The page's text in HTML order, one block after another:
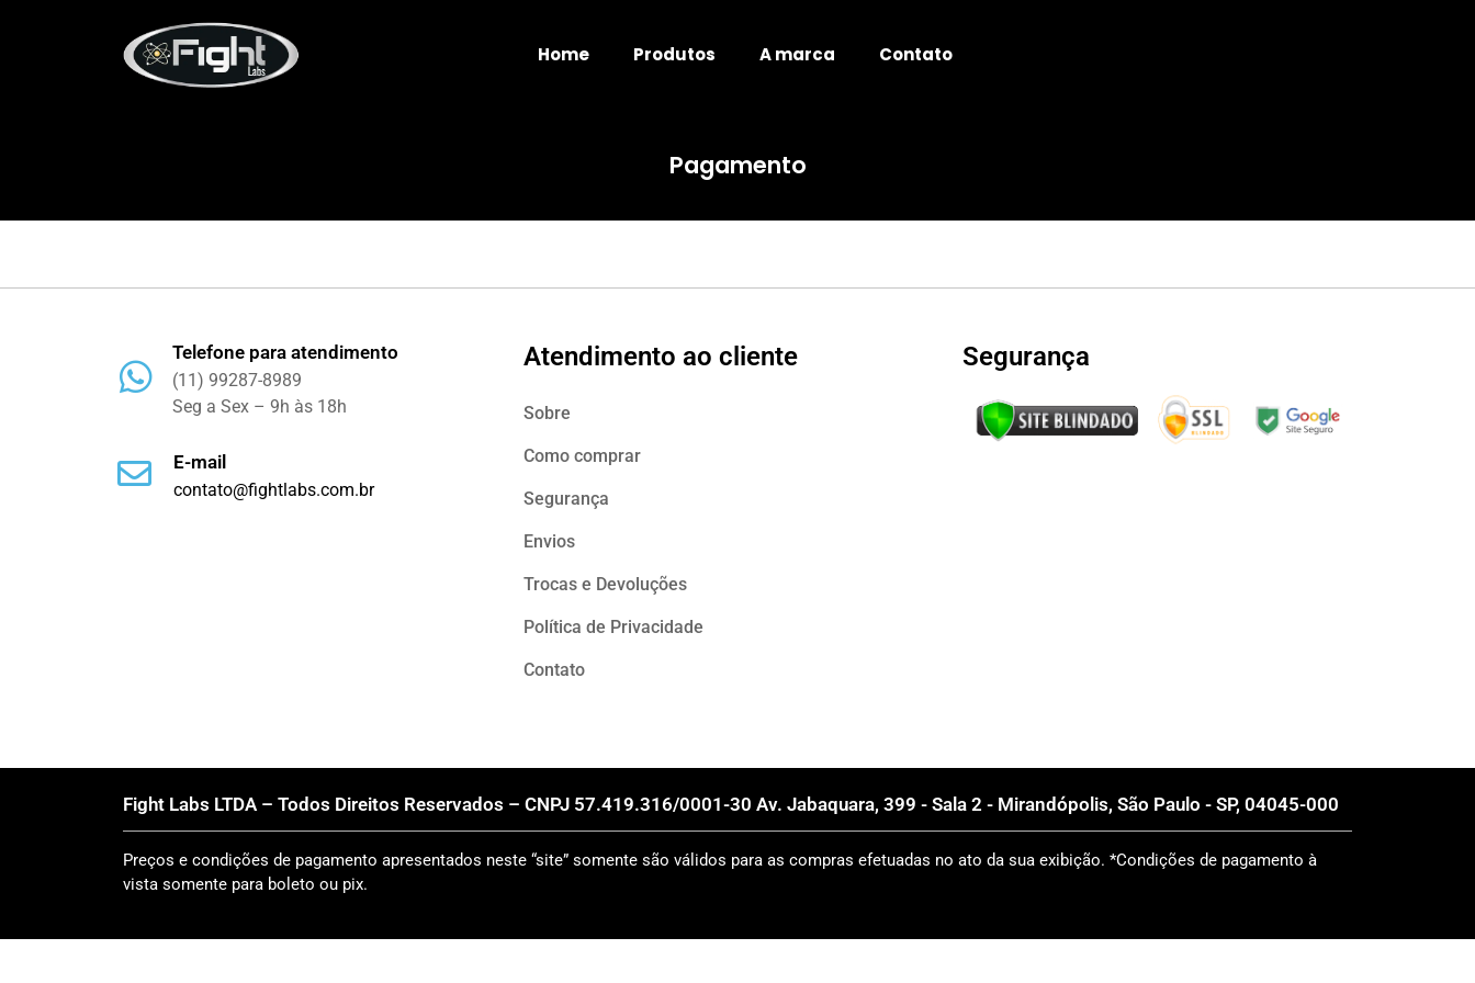
Home Produtos A marca Contato
Pagamento
Telefone para atendimento
(11) 99287-8989
Seg a Sex – 9h às 18h
E-mail
contato@fightlabs.com.br
Atendimento ao cliente
Sobre
Como comprar
Segurança
Envios
Trocas e Devoluções
Política de Privacidade
Contato
Segurança
Fight Labs LTDA – Todos Direitos Reservados – CNPJ 57.419.316/0001-30 Av. Jabaquara, 399 - Sala 2 - Mirandópolis, São Paulo - SP, 04045-000
Preços e condições de pagamento apresentados neste “site” somente são válidos para as compras efetuadas no ato da sua exibição. *Condições de pagamento à
vista somente para boleto ou pix.